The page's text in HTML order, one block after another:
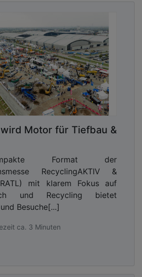
wird Motor für Tiefbau &
Format der
RecyclingAKTIV &
mit klarem Fokus auf
und Recycling bietet
Besuche[...]
ca. 3 Minuten